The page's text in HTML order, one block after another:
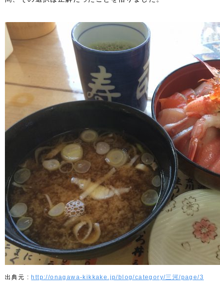
http://onagawa-kikkake.jp/blog/category/三河/page/3